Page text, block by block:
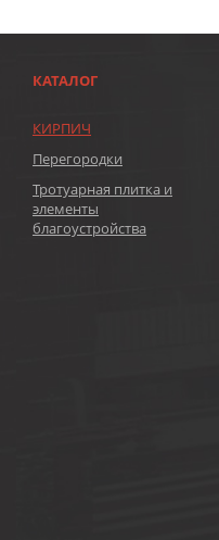
КАТАЛОГ
КИРПИЧ
Перегородки
Тротуарная плитка и
элементы
благоустройства